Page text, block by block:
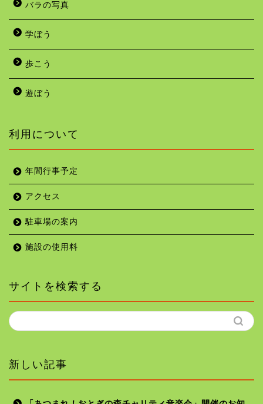
バラの写真
学ぼう
歩こう
遊ぼう
利用について
年間行事予定
アクセス
駐車場の案内
施設の使用料
サイトを検索する
新しい記事